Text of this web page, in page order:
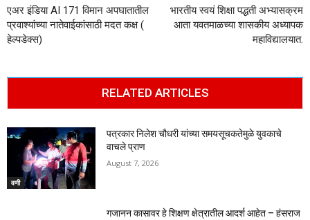
एअर इंडिया AI 171 विमान अपघातातील
प्रवाश्यांच्या नातेवाईकांसाठी मदत कक्ष (
हेल्पडेक्स)
भारतीय स्वयं शिक्षा पद्धती अभ्यासक्रम
आता यवतमाळच्या शासकीय अध्यापक
महाविद्यालयात.
RELATED ARTICLES
वणी
पत्रकार निलेश चौधरी यांच्या समयसूचकतेमुळे युवकाचे
वाचले प्राण
August 7, 2026
गजानन कासावर हे शिक्षण क्षेत्रातील आदर्श आहेत – हंसराज